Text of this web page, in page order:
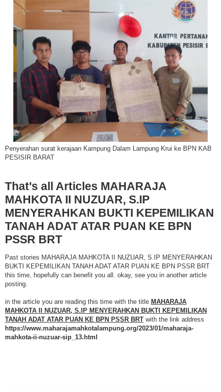
Penyerahan surat kerajaan Kampung Dalam Lampung Krui ke BPN KAB
PESISIR BARAT
That's all Articles MAHARAJA
MAHKOTA II NUZUAR, S.IP
MENYERAHKAN BUKTI KEPEMILIKAN
TANAH ADAT ATAR PUAN KE BPN
PSSR BRT
Past stories MAHARAJA MAHKOTA II NUZUAR, S.IP MENYERAHKAN
BUKTI KEPEMILIKAN TANAH ADAT ATAR PUAN KE BPN PSSR BRT
this time, hopefully can benefit you all. okay, see you in another article
posting.
in the article you are reading this time with the title MAHARAJA
MAHKOTA II NUZUAR, S.IP MENYERAHKAN BUKTI KEPEMILIKAN
TANAH ADAT ATAR PUAN KE BPN PSSR BRT with the link address
https://www.maharajamahkotalampung.org/2023/01/maharaja-
mahkota-ii-nuzuar-sip_13.html